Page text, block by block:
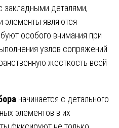
закладными деталями,
элементы являются
особого внимания при
узлов сопряжений
жесткость всей
начинается с детального
элементов в их